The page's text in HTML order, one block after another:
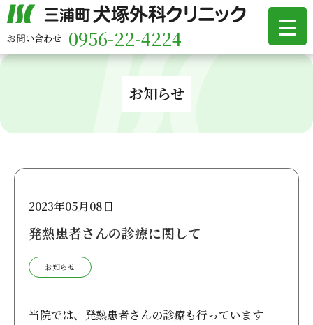
お問い合わせ 0956-22-4224
お知らせ
2023年05月08日
発熱患者さんの診療に関して
お知らせ
当院では、発熱患者さんの診療も行っています